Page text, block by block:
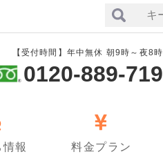
【受付時間】年中無休 朝9時～夜8時
0120-889-719
報 料金プラン